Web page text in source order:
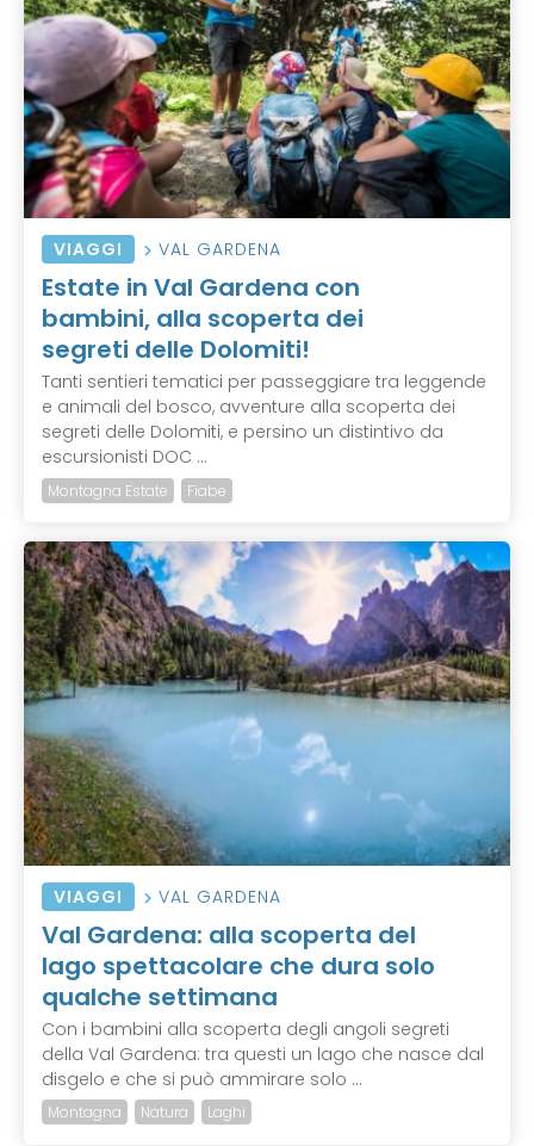
VIAGGI VAL GARDENA
Estate in Val Gardena con
bambini, alla scoperta dei
segreti delle Dolomiti!
Tanti sentieri tematici per passeggiare tra leggende
e animali del bosco, avventure alla scoperta dei
segreti delle Dolomiti, e persino un distintivo da
escursionisti DOC ...
Montagna Estate Fiabe
VIAGGI VAL GARDENA
Val Gardena: alla scoperta del
lago spettacolare che dura solo
qualche settimana
Con i bambini alla scoperta degli angoli segreti
della Val Gardena: tra questi un lago che nasce dal
disgelo e che si può ammirare solo ...
Montagna Natura Laghi